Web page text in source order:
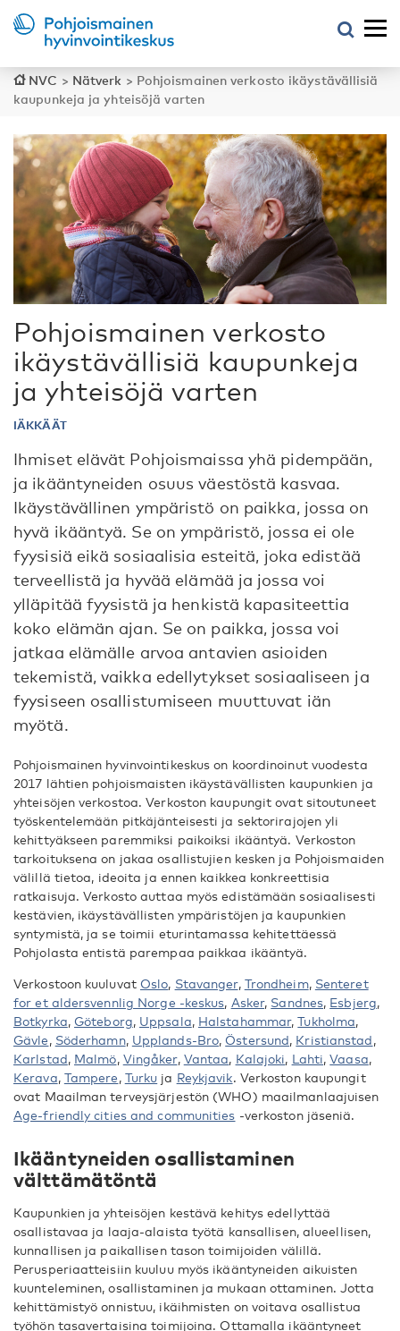
NVC > Nätverk > Pohjoismainen verkosto ikäystävällisiä
kaupunkeja ja yhteisöjä varten
Pohjoismainen verkosto
ikäystävällisiä kaupunkeja
ja yhteisöjä varten
IÄKKÄÄT
Ihmiset elävät Pohjoismaissa yhä pidempään,
ja ikääntyneiden osuus väestöstä kasvaa.
Ikäystävällinen ympäristö on paikka, jossa on
hyvä ikääntyä. Se on ympäristö, jossa ei ole
fyysisiä eikä sosiaalisia esteitä, joka edistää
terveellistä ja hyvää elämää ja jossa voi
ylläpitää fyysistä ja henkistä kapasiteettia
koko elämän ajan. Se on paikka, jossa voi
jatkaa elämälle arvoa antavien asioiden
tekemistä, vaikka edellytykset sosiaaliseen ja
fyysiseen osallistumiseen muuttuvat iän
myötä.
Pohjoismainen hyvinvointikeskus on koordinoinut vuodesta
2017 lähtien pohjoismaisten ikäystävällisten kaupunkien ja
yhteisöjen verkostoa. Verkoston kaupungit ovat sitoutuneet
työskentelemään pitkäjänteisesti ja sektorirajojen yli
kehittyäkseen paremmiksi paikoiksi ikääntyä. Verkoston
tarkoituksena on jakaa osallistujien kesken ja Pohjoismaiden
välillä tietoa, ideoita ja ennen kaikkea konkreettisia
ratkaisuja. Verkosto auttaa myös edistämään sosiaalisesti
kestävien, ikäystävällisten ympäristöjen ja kaupunkien
syntymistä, ja se toimii eturintamassa kehitettäessä
Pohjolasta entistä parempaa paikkaa ikääntyä.
Verkostoon kuuluvat Oslo, Stavanger, Trondheim, Senteret
for et aldersvennlig Norge -keskus, Asker, Sandnes, Esbjerg,
Botkyrka, Göteborg, Uppsala, Halstahammar,Tukholma,
Gävle, Söderhamn, Upplands-Bro, Östersund, Kristianstad,
Karlstad, Malmö, Vingåker, Vantaa, Kalajoki, Lahti,Vaasa,
Kerava, Tampere, Turku ja Reykjavik. Verkoston kaupungit
ovat Maailman terveysjärjestön (WHO) maailmanlaajuisen
Age-friendly cities and communities -verkoston jäseniä.
Ikääntyneiden osallistaminen
välttämätöntä
Kaupunkien ja yhteisöjen kestävä kehitys edellyttää
osallistavaa ja laaja-alaista työtä kansallisen, alueellisen,
kunnallisen ja paikallisen tason toimijoiden välillä.
Perusperiaatteisiin kuuluu myös ikääntyneiden aikuisten
kuunteleminen, osallistaminen ja mukaan ottaminen. Jotta
kehittämistyö onnistuu, ikäihmisten on voitava osallistua
työhön tasavertaisina toimijoina. Ottamalla ikääntyneet